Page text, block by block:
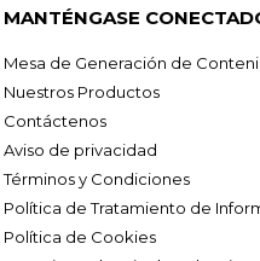
MANTÉNGASE
Mesa de Generación de
Nuestros Productos
Contáctenos
Aviso de privacidad
Términos y Condiciones
Política de Tratamiento de
Política de Cookies